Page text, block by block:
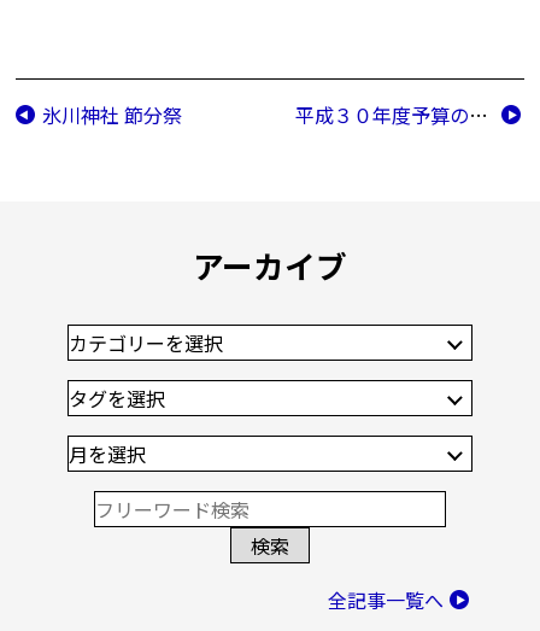
氷川神社 節分祭 平成３０年度予算の説明
アーカイブ
全記事一覧へ